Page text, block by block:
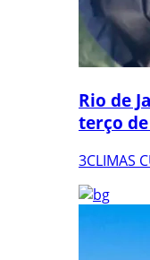
Rio de
terço de
3CLIMAS